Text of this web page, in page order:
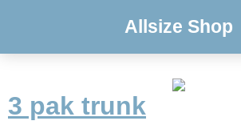
Allsize Shop
3 pak trunk